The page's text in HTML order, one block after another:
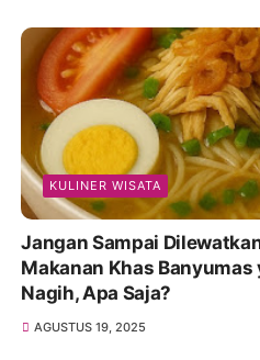
KULINER WISATA
Jangan Sampai
Makanan Khas
Nagih, Apa Saja?
AGUSTUS 19, 2025